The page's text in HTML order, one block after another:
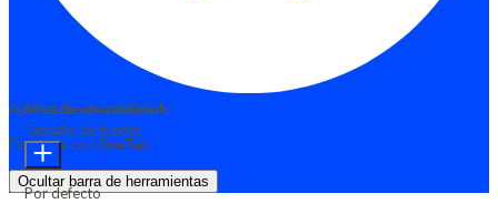
Ajustes de accesibilidad
Funciona con OneTap
Ocultar barra de herramientas
Módulos de contenido
Tamaño de fuente
Por defecto